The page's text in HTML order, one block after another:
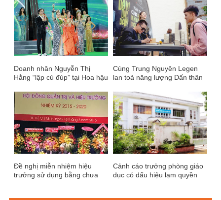
Doanh nhân Nguyễn Thị
Hằng “lập cú đúp” tại Hoa hậu
Cùng Trung Nguyên Legen
lan toả năng lượng Dấn thân
Đề nghị miễn nhiệm hiệu
trưởng sử dụng bằng chưa
Cảnh cáo trưởng phòng giáo
dục có dấu hiệu lạm quyền